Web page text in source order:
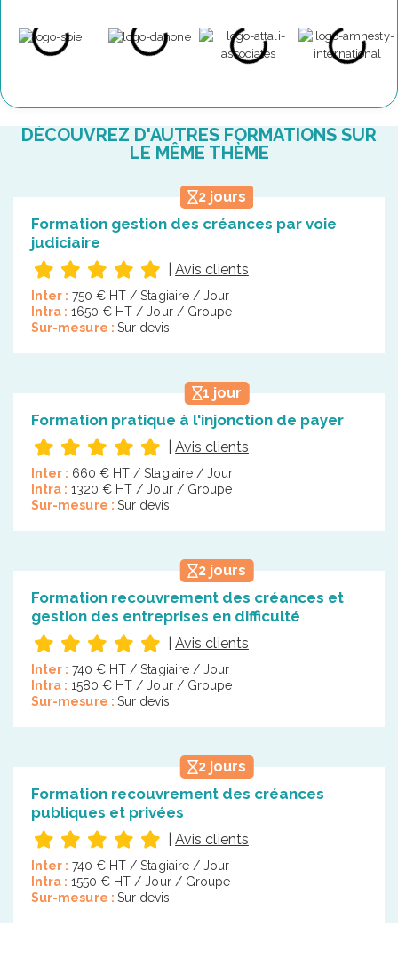
DÉCOUVREZ D'AUTRES FORMATIONS SUR
LE MÊME THÈME
2 jours
Formation gestion des créances par voie
judiciaire
Avis clients
Inter : 750 € HT / Stagiaire / Jour
Intra : 1650 € HT / Jour / Groupe
Sur-mesure : Sur devis
1 jour
Formation pratique à l'injonction de payer
Avis clients
Inter : 660 € HT / Stagiaire / Jour
Intra : 1320 € HT / Jour / Groupe
Sur-mesure : Sur devis
2 jours
Formation recouvrement des créances et
gestion des entreprises en difficulté
Avis clients
Inter : 740 € HT / Stagiaire / Jour
Intra : 1580 € HT / Jour / Groupe
Sur-mesure : Sur devis
2 jours
Formation recouvrement des créances
publiques et privées
Avis clients
Inter : 740 € HT / Stagiaire / Jour
Intra : 1550 € HT / Jour / Groupe
Sur-mesure : Sur devis